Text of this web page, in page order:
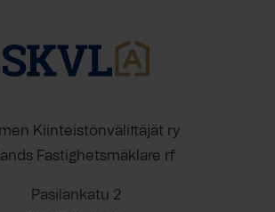
Kiinteistönvälittäjät ry
Fastighetsmäklare rf
Pasilankatu 2